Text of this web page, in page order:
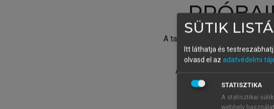
A tartalom megtekintéséhez
Új
A próbaidőszak
A
SÜTIK
Itt láthatja és
olvasd el az adatvédelmi
STATISZTIKA
A statisztikai
webhely